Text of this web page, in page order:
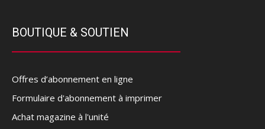
BOUTIQUE & SOUTIEN
Offres d’abonnement en ligne
Formulaire d'abonnement à imprimer
Achat magazine à l'unité